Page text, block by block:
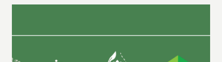
ORGANIZACIONES
INDÍGENAS